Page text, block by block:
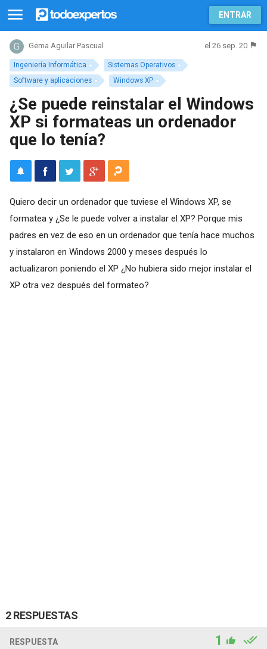
ENTRAR
Ingeniería Informática
Sistemas Operativos
Software y aplicaciones
Windows XP
Gema Aguilar Pascual el 26 sep. 20
¿Se puede reinstalar el Windows
XP si formateas un ordenador
que lo tenía?
Quiero decir un ordenador que tuviese el Windows XP, se
formatea y ¿Se le puede volver a instalar el XP? Porque mis
padres en vez de eso en un ordenador que tenía hace muchos
y instalaron en Windows 2000 y meses después lo
actualizaron poniendo el XP ¿No hubiera sido mejor instalar el
XP otra vez después del formateo?
2 RESPUESTAS
RESPUESTA 1